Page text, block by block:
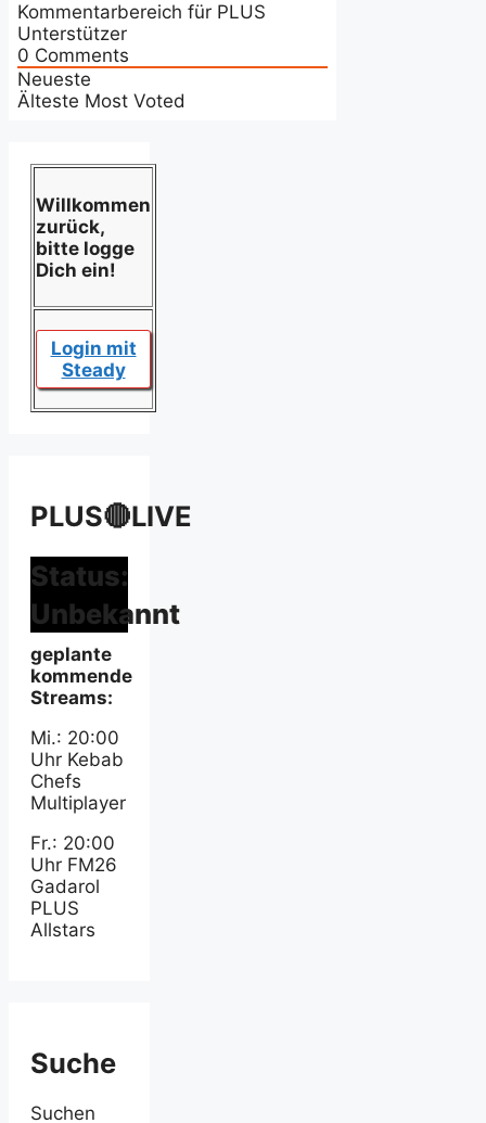
Kommentarbereich für PLUS
Unterstützer
0 Comments
Neueste
Älteste Most Voted
Willkommen
zurück,
bitte logge
Dich ein!
Login mit
Steady
PLUS🔴LIVE
Status:
Unbekannt
geplante
kommende
Streams:
Mi.: 20:00
Uhr Kebab
Chefs
Multiplayer
Fr.: 20:00
Uhr FM26
Gadarol
PLUS
Allstars
Suche
Suchen